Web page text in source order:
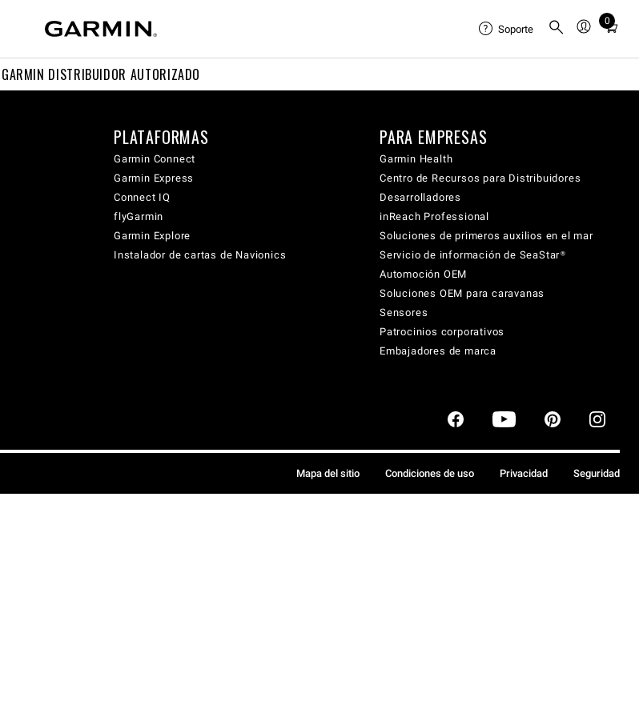
GARMIN DISTRIBUIDOR AUTORIZADO
Soporte
0
Total
cart:
PLATAFORMAS
Garmin Connect
Garmin Express
Connect IQ
flyGarmin
Garmin Explore
Instalador de cartas de Navionics
PARA EMPRESAS
Garmin Health
Centro de Recursos para Distribuidores
Desarrolladores
inReach Professional
Soluciones de primeros auxilios en el mar
Servicio de información de SeaStar®
Automoción OEM
Soluciones OEM para caravanas
Sensores
Patrocinios corporativos
Embajadores de marca
Mapa del sitio Condiciones de uso Privacidad Seguridad